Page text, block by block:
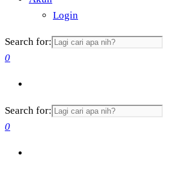
Login
Search for:
0
Search for:
0